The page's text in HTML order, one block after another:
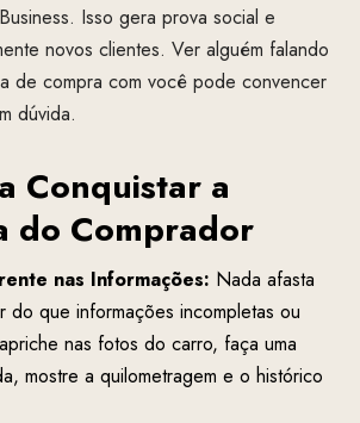
Isso gera prova social e
novos clientes. Ver alguém falando
de compra com você pode convencer
dúvida.
Conquistar a
do Comprador
nas Informações: Nada afasta
do que informações incompletas ou
nas fotos do carro, faça uma
mostre a quilometragem e o histórico